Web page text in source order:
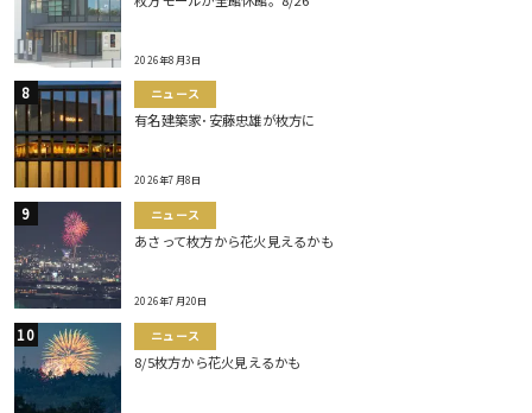
2026年8月3日
ニュース
有名建築家･安藤忠雄が枚方に
2026年7月8日
ニュース
あさって枚方から花火見えるかも
2026年7月20日
ニュース
8/5枚方から花火見えるかも